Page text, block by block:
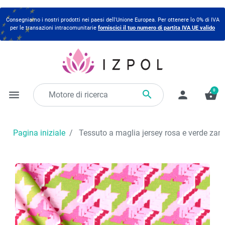
Consegniamo i nostri prodotti nei paesi dell'Unione Europea. Per ottenere lo 0% di IVA
per le transazioni intracomunitarie forniscici il tuo numero di partita IVA UE valido
menu  person shopping_basket
0
Pagina iniziale Tessuto a maglia jersey rosa e verde